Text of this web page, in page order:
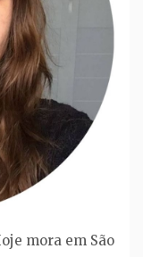
mora em São